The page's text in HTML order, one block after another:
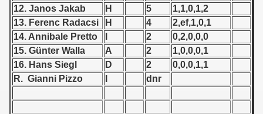
12. Janos Jakab
H 5
1,1,0,1,2
13. Ferenc Radacsi
H 4
2,ef,1,0,1
14. Annibale Pretto
2
0,2,0,0,0
15. Günter Walla
A 2
1,0,0,0,1
16. Hans Siegl
D 2
0,0,0,1,1
R. Gianni Pizzo
dnr
Qualifications) - 1972
Qualifications - 1972
Qualifications) - 1972
- 1972